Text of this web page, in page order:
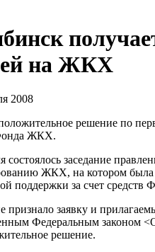
на ЖКХ
2008
решение по
ЖКХ.
состоялось заседание
ЖКХ, на котором была
поддержки за счет средств
признало заявку и
Федеральным законом
решение.